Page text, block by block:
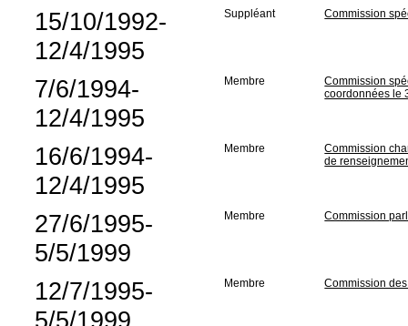
15/10/1992-
12/4/1995
Suppléant Commission
7/6/1994-
12/4/1995
Membre
Commission
coordonnées le
16/6/1994-
12/4/1995
Membre
Commission
de
27/6/1995-
5/5/1999
Membre Commission
12/7/1995-
5/5/1999
Membre Commission